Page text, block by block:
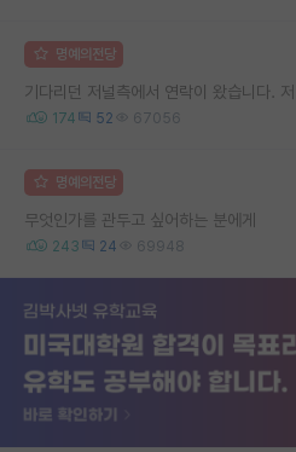
명예의전당
기다리던 저널측에서 연락이 왔습니다.
174 52 67056
명예의전당
무엇인가를 관두고 싶어하는 분에게
243 24 69948